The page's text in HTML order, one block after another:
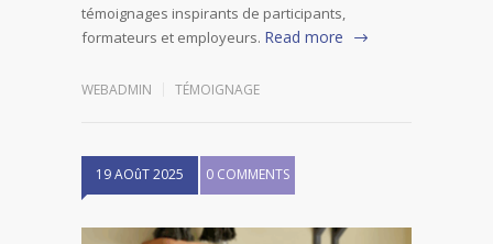
témoignages inspirants de participants,
formateurs et employeurs. Read more
WEBADMIN TÉMOIGNAGE
19 AOûT 2025 0 COMMENTS